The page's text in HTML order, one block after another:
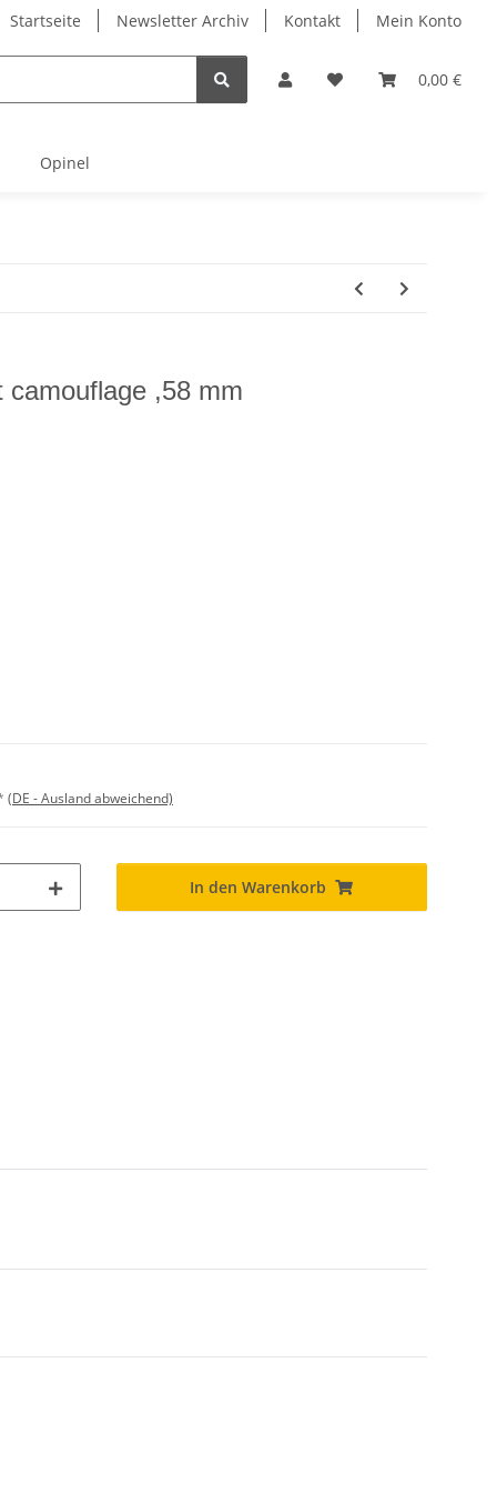
Startseite Newsletter Archiv Kontakt Mein Konto
0,00 €
Opinel
,58 mm
(DE - Ausland abweichend)
In den Warenkorb